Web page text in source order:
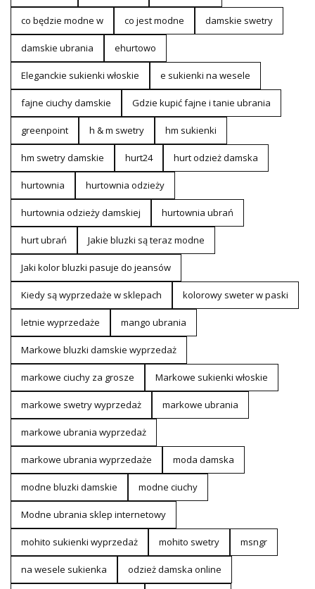
co będzie modne w co jest modne damskie swetry
damskie ubrania ehurtowo
Eleganckie sukienki włoskie e sukienki na wesele
fajne ciuchy damskie Gdzie kupić fajne i tanie ubrania
greenpoint h & m swetry hm sukienki
hm swetry damskie hurt24 hurt odzież damska
hurtownia hurtownia odzieży
hurtownia odzieży damskiej hurtownia ubrań
hurt ubrań Jakie bluzki są teraz modne
Jaki kolor bluzki pasuje do jeansów
Kiedy są wyprzedaże w sklepach kolorowy sweter w paski
letnie wyprzedaże mango ubrania
Markowe bluzki damskie wyprzedaż
markowe ciuchy za grosze Markowe sukienki włoskie
markowe swetry wyprzedaż markowe ubrania
markowe ubrania wyprzedaż
markowe ubrania wyprzedaże moda damska
modne bluzki damskie modne ciuchy
Modne ubrania sklep internetowy
mohito sukienki wyprzedaż mohito swetry msngr
na wesele sukienka odzież damska online